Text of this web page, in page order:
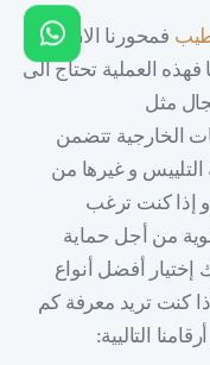
فمحورنا الان عن
فهذه العملية تحتاج الى
مثل
الخارجية تتضمن
التلييس و غيرها من
و إذا كنت ترغب
من أجل حماية
أفضل أنواع
كنت تريد معرفة كم
التاليية: